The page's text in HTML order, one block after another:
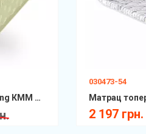
Матрац топер Вікінг Viking КММ Scandi
030473-54
2 197 грн.